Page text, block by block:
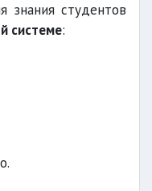
знания студентов
системе: